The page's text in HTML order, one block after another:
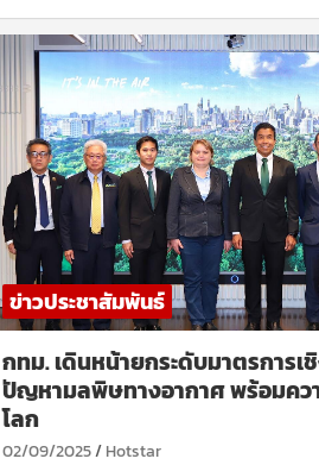
ข่าวประชาสัมพันธ์
กทม. เดินหน้ายกระดับมาตรการเ
ปัญหามลพิษทางอากาศ พร้อมคว
โลก
02/09/2025 Hotstar